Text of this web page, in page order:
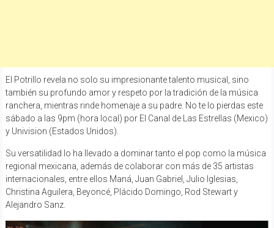
El Potrillo revela no solo su impresionante talento musical, sino
también su profundo amor y respeto por la tradición de la música
ranchera, mientras rinde homenaje a su padre. No te lo pierdas este
sábado a las 9pm (hora local) por El Canal de Las Estrellas (Mexico)
y Univision (Estados Unidos).
Su versatilidad lo ha llevado a dominar tanto el pop como la música
regional mexicana, además de colaborar con más de 35 artistas
internacionales, entre ellos Maná, Juan Gabriel, Julio Iglesias,
Christina Aguilera, Beyoncé, Plácido Domingo, Rod Stewart y
Alejandro Sanz.